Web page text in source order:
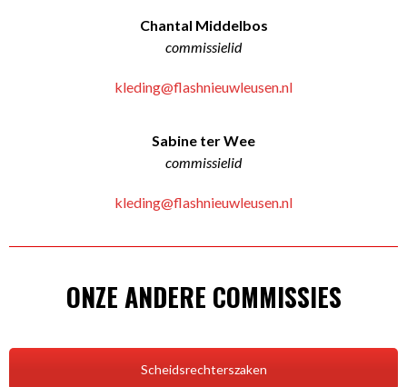
Chantal Middelbos
commissielid
kleding@flashnieuwleusen.nl
Sabine ter Wee
commissielid
kleding@flashnieuwleusen.nl
ONZE ANDERE COMMISSIES
Scheidsrechterszaken